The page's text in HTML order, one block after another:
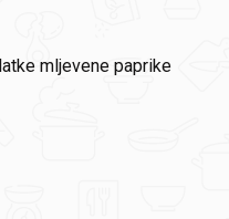
mljevene paprike